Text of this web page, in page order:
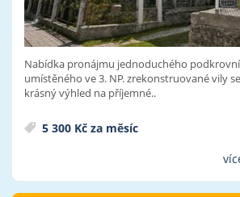
Nabídka pronájmu jednoduchého
umístěného ve 3. NP. zrekonstruované vily
krásný výhled na příjemné..
5 300 Kč za měsíc